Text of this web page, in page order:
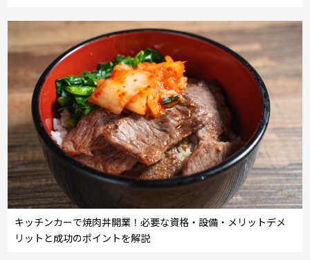
キッチンカーで焼肉丼開業！必要な資格・設備・メリットデメ
リットと成功のポイントを解説